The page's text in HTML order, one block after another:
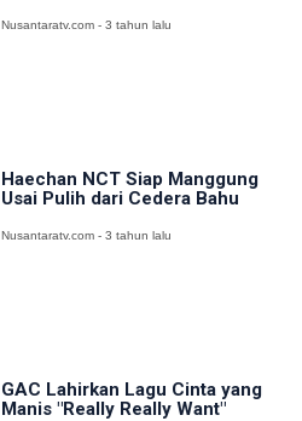
Nusantaratv.com - 3 tahun lalu
Haechan NCT Siap Manggung
Usai Pulih dari Cedera Bahu
Nusantaratv.com - 3 tahun lalu
GAC Lahirkan Lagu Cinta yang
Manis "Really Really Want"